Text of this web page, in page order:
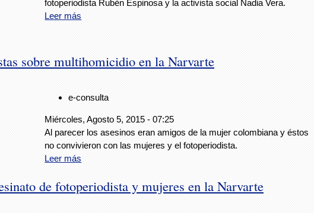
fotoperiodista Rubén Espinosa y la activista social Nadia Vera.
Leer más
sobre multihomicidio en la Narvarte
e-consulta
Miércoles, Agosto 5, 2015 - 07:25
Al parecer los asesinos eran amigos de la mujer colombiana y éstos
no convivieron con las mujeres y el fotoperiodista.
Leer más
de fotoperiodista y mujeres en la Narvarte